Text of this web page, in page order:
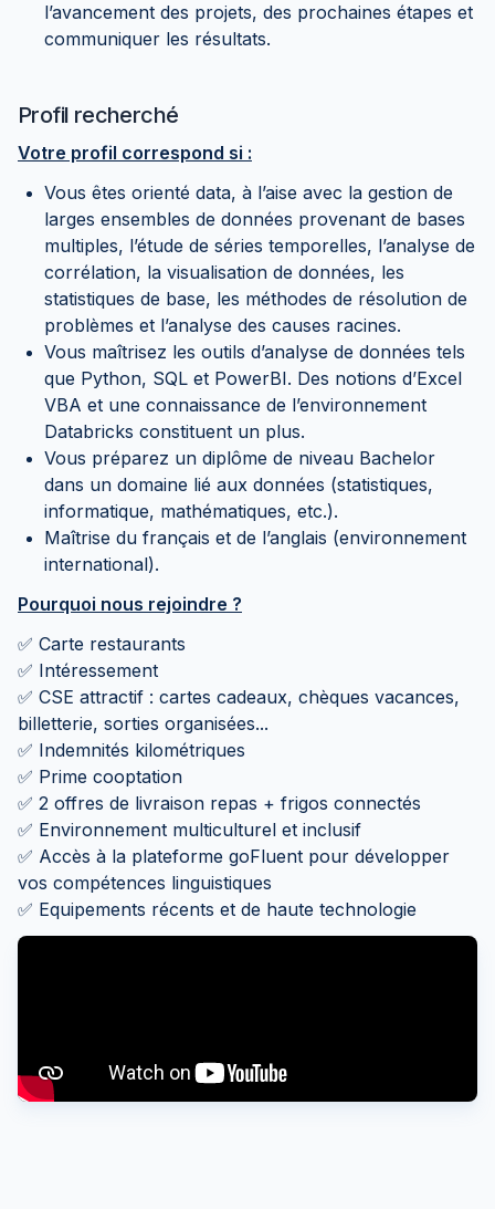
l’avancement des projets, des prochaines étapes et
communiquer les résultats.
Profil recherché
Votre profil correspond si :
Vous êtes orienté data, à l’aise avec la gestion de
larges ensembles de données provenant de bases
multiples, l’étude de séries temporelles, l’analyse de
corrélation, la visualisation de données, les
statistiques de base, les méthodes de résolution de
problèmes et l’analyse des causes racines.
Vous maîtrisez les outils d’analyse de données tels
que Python, SQL et PowerBI. Des notions d’Excel
VBA et une connaissance de l’environnement
Databricks constituent un plus.
Vous préparez un diplôme de niveau Bachelor
dans un domaine lié aux données (statistiques,
informatique, mathématiques, etc.).
Maîtrise du français et de l’anglais (environnement
international).
Pourquoi nous rejoindre ?
✅ Carte restaurants
✅ Intéressement
✅ CSE attractif : cartes cadeaux, chèques vacances,
billetterie, sorties organisées...
✅ Indemnités kilométriques
✅ Prime cooptation
✅ 2 offres de livraison repas + frigos connectés
✅ Environnement multiculturel et inclusif
✅ Accès à la plateforme goFluent pour développer
vos compétences linguistiques
✅ Equipements récents et de haute technologie